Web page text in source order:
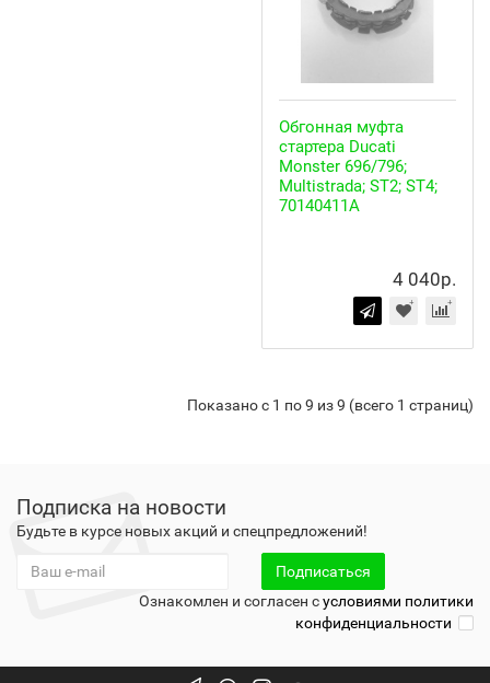
Обгонная муфта
стартера Ducati
Monster 696/796;
Multistrada; ST2; ST4;
70140411A
4 040р.
Показано с 1 по 9 из 9 (всего 1 страниц)
Подписка на новости
Будьте в курсе новых акций и спецпредложений!
Подписаться
Ознакомлен и согласен сусловиями политики
конфиденциальности